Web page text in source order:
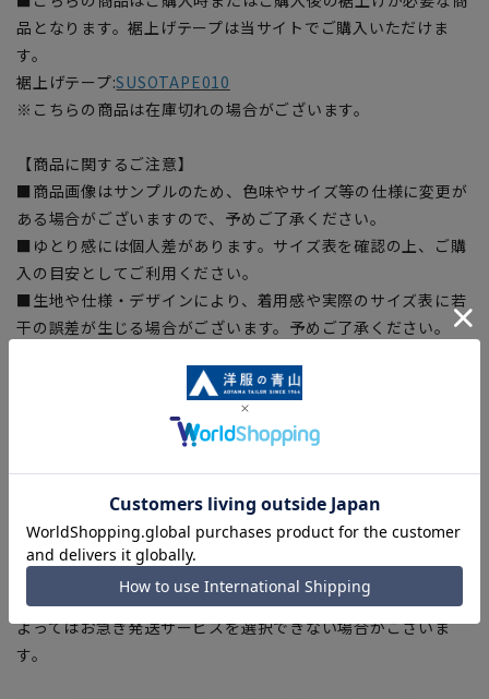
品となります。裾上げテープは当サイトでご購入いただけま
す。
裾上げテープ:SUSOTAPE010
※こちらの商品は在庫切れの場合がございます。
【商品に関するご注意】
■商品画像はサンプルのため、色味やサイズ等の仕様に変更が
ある場合がございますので、予めご了承ください。
■ゆとり感には個人差があります。サイズ表を確認の上、ご購
入の目安としてご利用ください。
■生地や仕様・デザインにより、着用感や実際のサイズ表に若
干の誤差が生じる場合がございます。予めご了承ください。
部、商品現物におすすめサイズ(ヌードサイズ)を記載している
■ブラウザやお使いのモニター環境、また撮影時の室内外の光
■店舗や各モールサイトと商品在庫を共有しております関係
上、ご注文いただいたタイミングにより欠品が発生し、ご注文
を完了できない場合がございます。予めご了承ください。
■お急ぎ発送のご注文につきましても、ご注文のタイミングに
よってはお急ぎ発送サービスを選択できない場合がございま
す。